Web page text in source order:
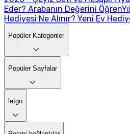
Eder? Arabanın Değerini Öğren
Hediyesi Ne Alınır? Yeni Ev
Popüler Kategoriler
Popüler Sayfalar
letgo